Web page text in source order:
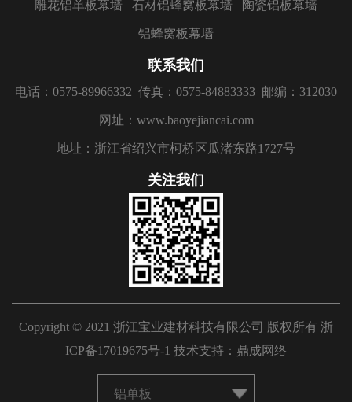
雕花铝单板幕墙 石材铝蜂窝板幕墙 陶瓷铝板幕墙
铝蜂窝板幕墙
联系我们
电话：0575-89966332 传真：0575-84883333 邮编：312030
网址：www.baoyejiancai.com
地址：浙江省绍兴市柯桥区瓜渚东路1727号
关注我们
Copyright © 2021 浙江宝业建材科技有限公司 版权所有 浙
ICP备17019675号-1 技术支持： 鼎成网络